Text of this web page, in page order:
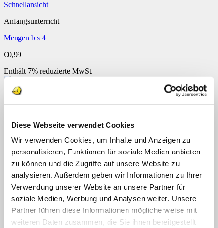
Diese Webseite verwendet Cookies
Wir verwenden Cookies, um Inhalte und Anzeigen zu
personalisieren, Funktionen für soziale Medien anbieten
zu können und die Zugriffe auf unsere Website zu
analysieren. Außerdem geben wir Informationen zu Ihrer
Verwendung unserer Website an unsere Partner für
soziale Medien, Werbung und Analysen weiter. Unsere
Partner führen diese Informationen möglicherweise mit
weiteren Daten zusammen, die Sie ihnen bereitgestellt
Schnellansicht
Anfangsunterricht
Mengen bis 4
€0,99
Enthält 7% reduzierte MwSt.
Mützen sortieren
0,99
Enthält 7% reduzierte MwSt.